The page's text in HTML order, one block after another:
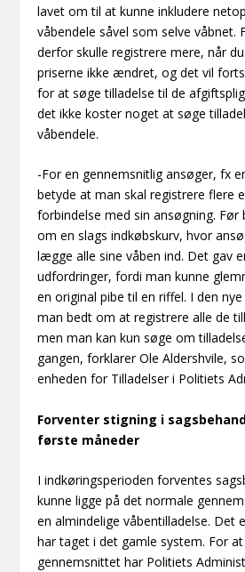
lavet om til at kunne inkludere
våbendele såvel som selve våbnet.
derfor skulle registrere mere, når
priserne ikke ændret, og det vil
for at søge tilladelse til de
det ikke koster noget at søge
våbendele.
-For en gennemsnitlig ansøger, fx
betyde at man skal registrere flere
forbindelse med sin ansøgning. Før
om en slags indkøbskurv, hvor
lægge alle sine våben ind. Det gav
udfordringer, fordi man kunne
en original pibe til en riffel. I den
man bedt om at registrere alle de
men man kan kun søge om
gangen, forklarer Ole Aldershvile,
enheden for Tilladelser i Politiets
Forventer stigning i
første måneder
I indkøringsperioden forventes
kunne ligge på det normale
en almindelige våbentilladelse. Det
har taget i det gamle system. For
gennemsnittet har Politiets